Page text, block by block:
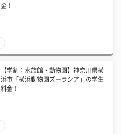
金！
【学割：水族館・動物園】神奈川県横
浜市「横浜動物園ズーラシア」の学生
料金！